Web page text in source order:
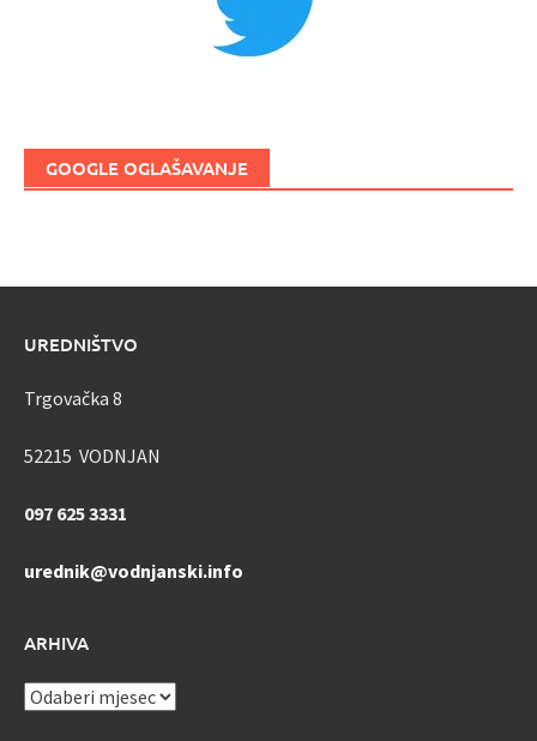
GOOGLE OGLAŠAVANJE
UREDNIŠTVO
Trgovačka 8
52215 VODNJAN
097 625 3331
urednik@vodnjanski.info
ARHIVA
ARHIVA